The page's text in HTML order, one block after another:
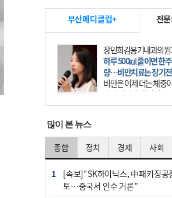
부산메디클럽+ 전
장민희김용기내과의
하루 500㎉ 줄이면 한
량…비만치료는 장기전
비만은 이제 더는 체중
제가 아니다. 하나의
하고 치료와 관리를 해
많이 본 뉴스
종합 정치 경제 사회
1
[속보]“SK하이닉스, 中패키징공
토…중국서 인수 거론”